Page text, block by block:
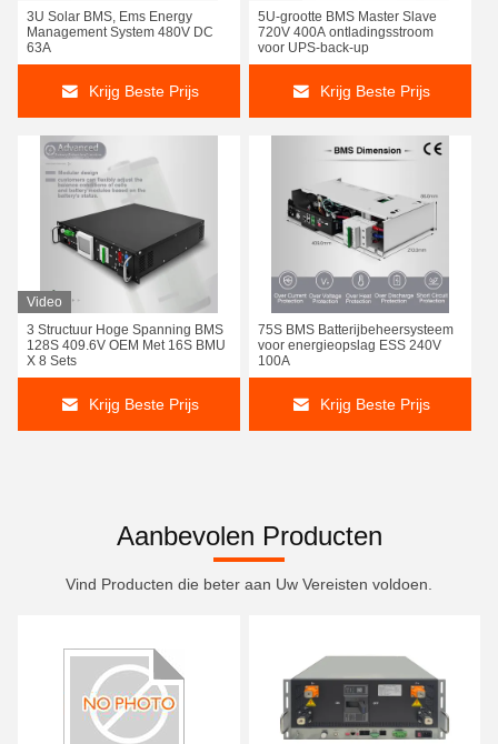
3U Solar BMS, Ems Energy
Management System 480V DC
63A
Krijg Beste Prijs
5U-grootte BMS Master Slave
720V 400A ontladingsstroom
voor UPS-back-up
Krijg Beste Prijs
Video
3 Structuur Hoge Spanning BMS
128S 409.6V OEM Met 16S BMU
X 8 Sets
Krijg Beste Prijs
75S BMS Batterijbeheersysteem
voor energieopslag ESS 240V
100A
Krijg Beste Prijs
Aanbevolen Producten
Vind Producten die beter aan Uw Vereisten voldoen.